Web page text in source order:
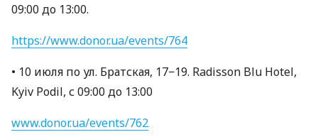
09:00 до 13:00.
https://www.donor.ua/events/764
• 10 июля по ул. Братская, 17−19. Radisson Blu Hotel,
Kyiv Podil, с 09:00 до 13:00
www.donor.ua/events/762